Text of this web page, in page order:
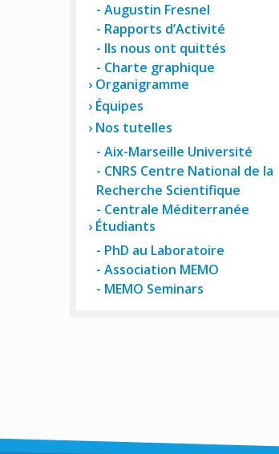
Augustin Fresnel
Rapports d’Activité
Ils nous ont quittés
Charte graphique
Organigramme
Équipes
Nos tutelles
Aix-Marseille Université
CNRS Centre National de la
Recherche Scientifique
Centrale Méditerranée
Étudiants
PhD au Laboratoire
Association MEMO
MEMO Seminars